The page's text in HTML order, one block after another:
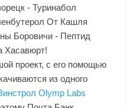
- Туринабол
От Кашля
Боровичи - Пептид
Хасавюрт!
проект, с его помощью
из одного
Olymp Labs